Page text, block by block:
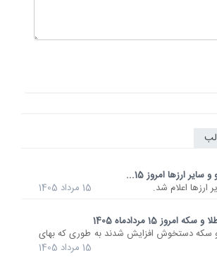
ارزها امروز 15...
ارزها اعلام شد.
15 مرداد 1405
15 مردادماه 1405
و سکه دستخوش افزایش شدند به طوری که بهای
15 مرداد 1405